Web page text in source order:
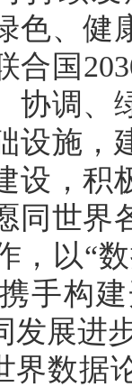
色、健
合国
协调、
设施，
设，积
同世界
，以“
手构
发展进
界数据